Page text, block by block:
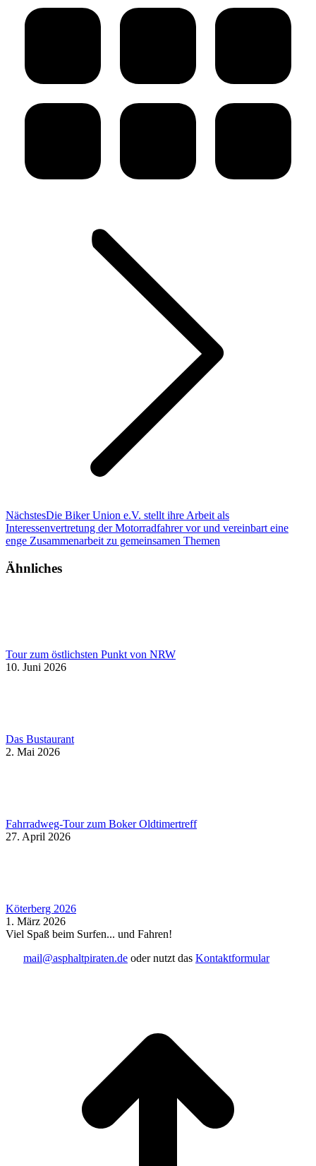
NächstesNächster
Beitrag:
Die Biker Union e.V. stellt ihre Arbeit als
Interessenvertretung der Motorradfahrer vor und vereinbart eine
enge Zusammenarbeit zu gemeinsamen Themen
Ähnliches
Tour zum östlichsten Punkt von NRW
10. Juni 2026
Das Bustaurant
2. Mai 2026
Fahrradweg-Tour zum Boker Oldtimertreff
27. April 2026
Köterberg 2026
1. März 2026
Viel Spaß beim Surfen... und Fahren!
mail@asphaltpiraten.de oder nutzt das Kontaktformular